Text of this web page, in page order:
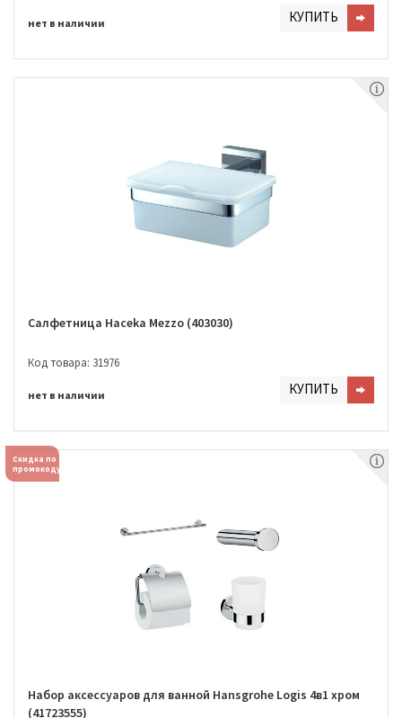
нет в наличии КУПИТЬ
Салфетница Haceka Mezzo (403030)
Код товара: 31976
нет в наличии КУПИТЬ
Скидка по
промокоду
Набор аксессуаров для ванной Hansgrohe Logis 4в1 хром
(41723555)